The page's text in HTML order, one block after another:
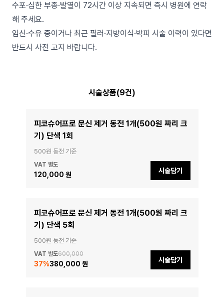
수포·심한 부종·발열이 72시간 이상 지속되면 즉시 병원에 연락
해 주세요.
임신·수유 중이거나 최근 필러·지방이식·박피 시술 이력이 있다면
반드시 사전 고지 바랍니다.
시술상품(9건)
피코슈어프로 문신 제거 동전 1개(500원 짜리 크
기) 단색 1회
500원 동전 기준
VAT 별도
120,000 원 시술담기
피코슈어프로 문신 제거 동전 1개(500원 짜리 크
기) 단색 5회
500원 동전 기준
VAT 별도600,000
37%380,000 원 시술담기